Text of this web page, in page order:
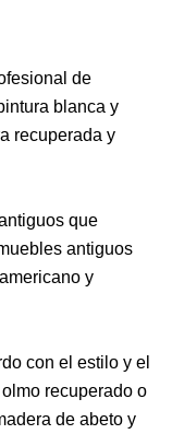
de
blanca y
recuperada y
que
antiguos
y
con el estilo y el
recuperado o
de abeto y